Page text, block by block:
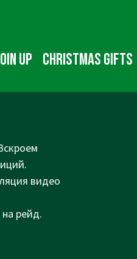
up Christmas gifts
видео
рейд.